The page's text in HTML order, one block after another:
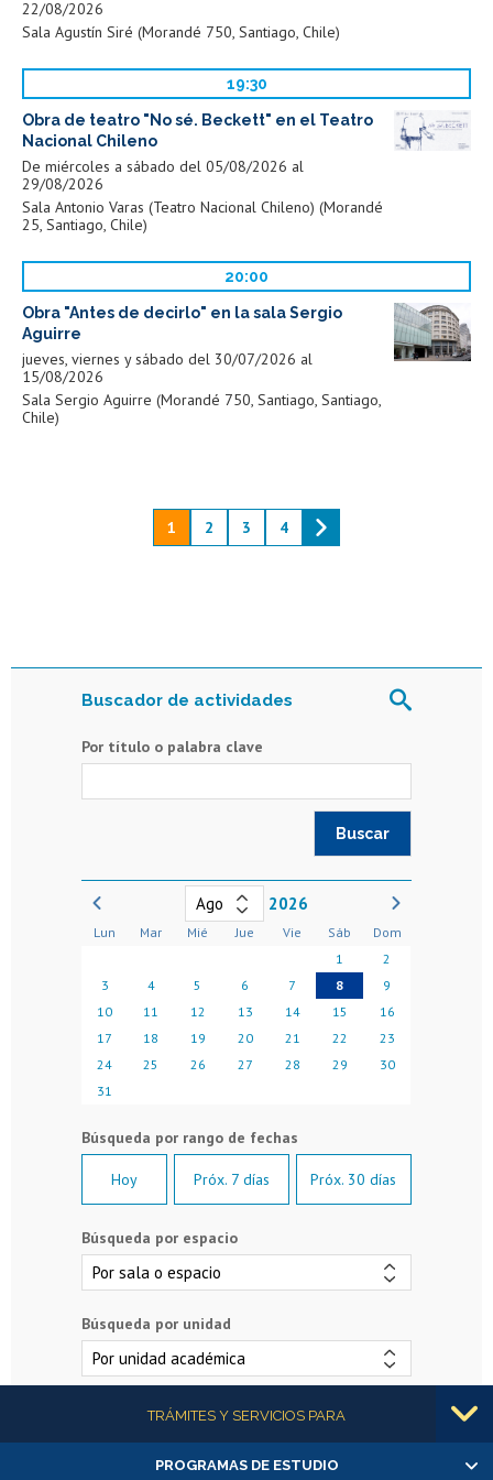
Buscador de actividades
Por título o palabra clave
2026
Lun Mar Mié Jue Vie Sáb
Dom
1
2
3
4 5 6 7 8
9
10
11 12 13 14 15
16
17
18 19 20 21 22
23
24
25 26 27 28 29
30
31
Hoy Próx. 7 días Próx. 30 días
Búsqueda por espacio
Búsqueda por unidad
22/08/2026
Sala Agustín Siré (Morandé 750, Santiago, Chile)
19:30
Obra de teatro "No sé. Beckett" en el Teatro
Nacional Chileno
De miércoles a sábado del 05/08/2026 al
29/08/2026
Sala Antonio Varas (Teatro Nacional Chileno) (Morandé
25, Santiago, Chile)
20:00
Obra "Antes de decirlo" en la sala Sergio
Aguirre
jueves, viernes y sábado del 30/07/2026 al
15/08/2026
Sala Sergio Aguirre (Morandé 750, Santiago, Santiago,
Chile)
1 2 3 4
Más informaciónTRÁMITES Y SERVICIOS PARA
Alumnas/os y exalumnas/os
PROGRAMAS DE ESTUDIO